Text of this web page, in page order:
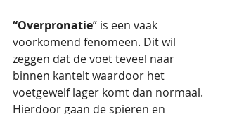
“Overpronatie” is een vaak
voorkomend fenomeen. Dit wil
zeggen dat de voet teveel naar
binnen kantelt waardoor het
voetgewelf lager komt dan normaal.
Hierdoor gaan de spieren en